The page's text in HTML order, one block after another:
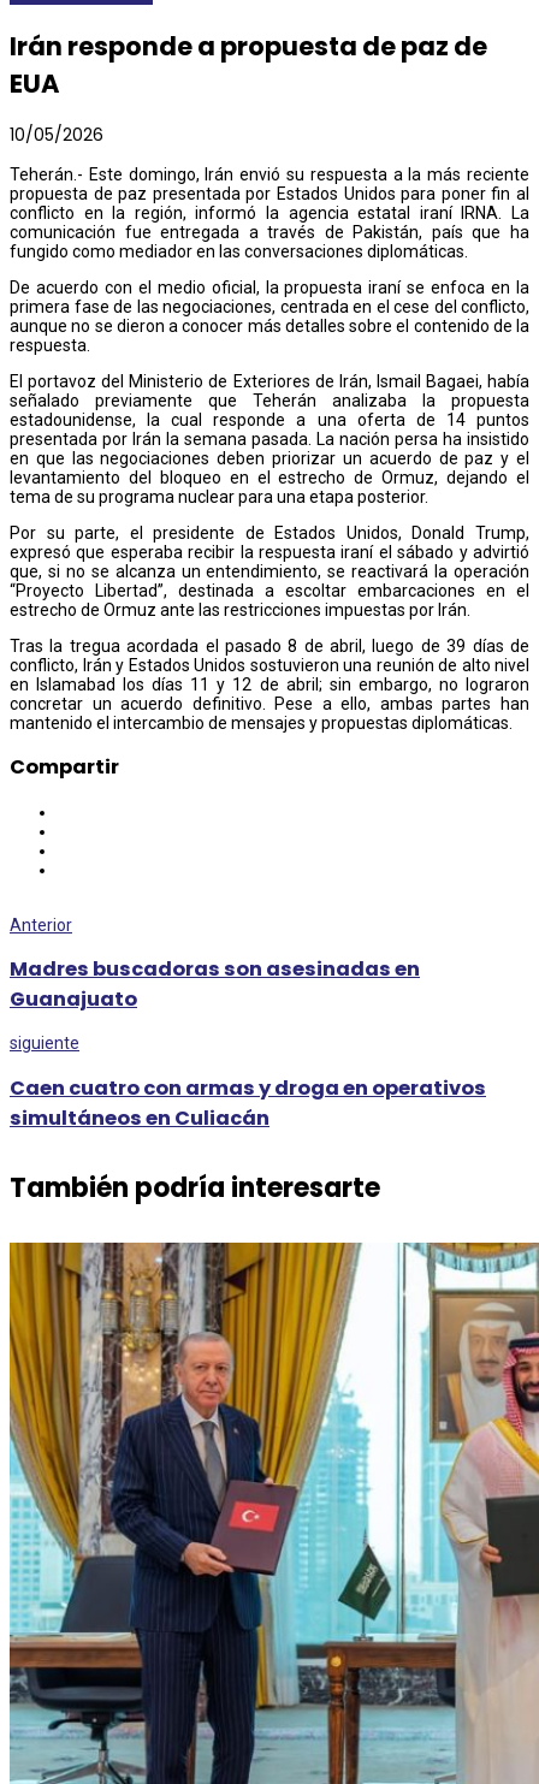
Irán responde a propuesta de paz de
EUA
10/05/2026
Teherán.- Este domingo, Irán envió su respuesta a la más reciente
propuesta de paz presentada por Estados Unidos para poner fin al
conflicto en la región, informó la agencia estatal iraní IRNA. La
comunicación fue entregada a través de Pakistán, país que ha
fungido como mediador en las conversaciones diplomáticas.
De acuerdo con el medio oficial, la propuesta iraní se enfoca en la
primera fase de las negociaciones, centrada en el cese del conflicto,
aunque no se dieron a conocer más detalles sobre el contenido de la
respuesta.
El portavoz del Ministerio de Exteriores de Irán, Ismail Bagaei, había
señalado previamente que Teherán analizaba la propuesta
estadounidense, la cual responde a una oferta de 14 puntos
presentada por Irán la semana pasada. La nación persa ha insistido
en que las negociaciones deben priorizar un acuerdo de paz y el
levantamiento del bloqueo en el estrecho de Ormuz, dejando el
tema de su programa nuclear para una etapa posterior.
Por su parte, el presidente de Estados Unidos, Donald Trump,
expresó que esperaba recibir la respuesta iraní el sábado y advirtió
que, si no se alcanza un entendimiento, se reactivará la operación
“Proyecto Libertad”, destinada a escoltar embarcaciones en el
estrecho de Ormuz ante las restricciones impuestas por Irán.
Tras la tregua acordada el pasado 8 de abril, luego de 39 días de
conflicto, Irán y Estados Unidos sostuvieron una reunión de alto nivel
en Islamabad los días 11 y 12 de abril; sin embargo, no lograron
concretar un acuerdo definitivo. Pese a ello, ambas partes han
mantenido el intercambio de mensajes y propuestas diplomáticas.
Compartir
Anterior
Madres buscadoras son asesinadas en
Guanajuato
siguiente
Caen cuatro con armas y droga en operativos
simultáneos en Culiacán
También podría interesarte